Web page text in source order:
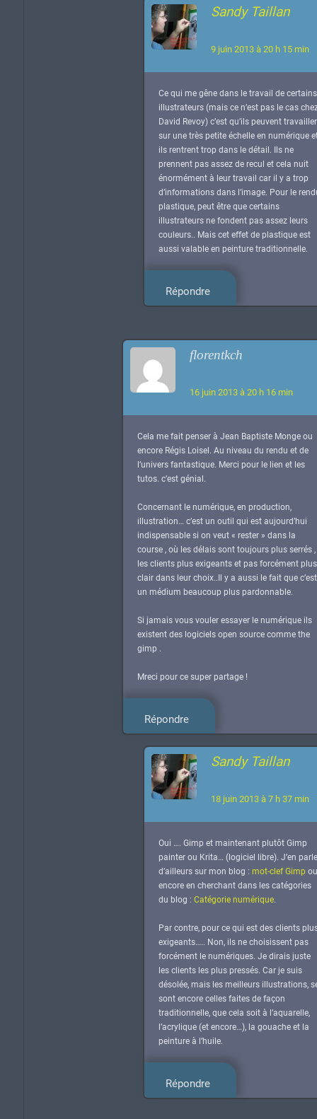
Sandy Taillan
9 juin 2013 à 20 h 15 min
Ce qui me gêne dans le travail de certains
illustrateurs (mais ce n’est pas le cas
David Revoy) c’est qu’ils peuvent travailler
sur une très petite échelle en numérique
ils rentrent trop dans le détail. Ils ne
prennent pas assez de recul et cela nuit
énormément à leur travail car il y a trop
d’informations dans l’image. Pour le
plastique, peut être que certains
illustrateurs ne fondent pas assez leurs
couleurs.. Mais cet effet de plastique est
aussi valable en peinture traditionnelle.
Répondre
florentkch
16 juin 2013 à 20 h 16 min
Cela me fait penser à Jean Baptiste Monge ou
encore Régis Loisel. Au niveau du rendu et de
l’univers fantastique. Merci pour le lien et les
tutos. c’est génial.
Concernant le numérique, en production,
illustration… c’est un outil qui est aujourd’hui
indispensable si on veut « rester » dans la
course , où les délais sont toujours plus serrés ,
les clients plus exigeants et pas forcément plus
clair dans leur choix..Il y a aussi le fait que c’est
un médium beaucoup plus pardonnable.
Si jamais vous vouler essayer le numérique ils
existent des logiciels open source comme the
gimp .
Mreci pour ce super partage !
Répondre
Sandy Taillan
18 juin 2013 à 7 h 37 min
Oui …. Gimp et maintenant plutôt Gimp
painter ou Krita… (logiciel libre). J’en parle
d’ailleurs sur mon blog : mot-clef Gimp ou
encore en cherchant dans les catégories
du blog : Catégorie numérique.
Par contre, pour ce qui est des clients
exigeants….. Non, ils ne choisissent pas
forcément le numériques. Je dirais juste
les clients les plus pressés. Car je suis
désolée, mais les meilleurs illustrations,
sont encore celles faites de façon
traditionnelle, que cela soit à l’aquarelle,
l’acrylique (et encore…), la gouache et la
peinture à l’huile.
Répondre